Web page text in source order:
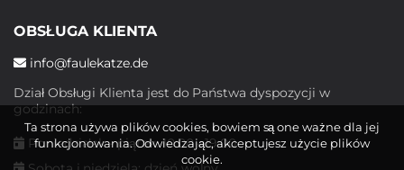
OBSŁUGA KLIENTA
info@faulekatze.de
Dział Obsługi Klienta jest do Państwa dyspozycji w
godzinach:
Poniedziałek - piątek: 10:00 - 19:00
Ta strona używa plików cookies, bowiem są one ważne dla jej
funkcjonowania. Odwiedzając, akceptujesz użycie plików
cookie.